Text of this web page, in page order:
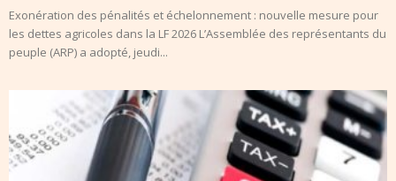
Exonération des pénalités et échelonnement : nouvelle mesure pour
les dettes agricoles dans la LF 2026 L’Assemblée des représentants du
peuple (ARP) a adopté, jeudi...